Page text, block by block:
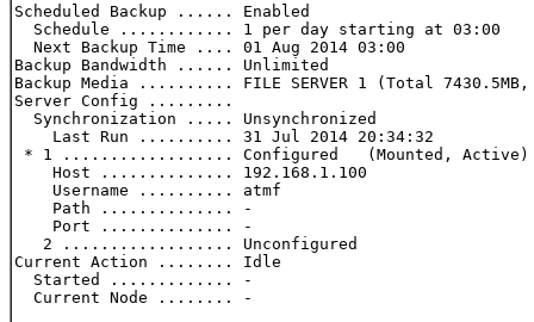
Scheduled Backup ...... Enabled
  Schedule ............ 1 per day starting at 03:00
  Next Backup Time .... 01 Aug 2014 03:00
Backup Bandwidth ...... Unlimited
Backup Media .......... FILE SERVER 1 (Total 7430.5MB,
Server Config .........
  Synchronization ..... Unsynchronized
    Last Run .......... 31 Jul 2014 20:34:32
* 1 .................. Configured   (Mounted, Active)
    Host .............. 192.168.1.100
    Username .......... atmf
    Path .............. -
    Port .............. -
   2 .................. Unconfigured
Current Action ........ Idle
  Started ............. -
  Current Node ........ -